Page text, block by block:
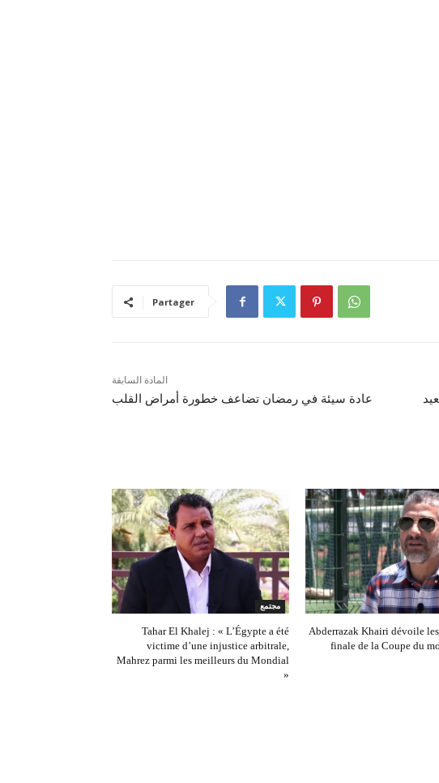
Partager
المادة السابقة
عادة سيئة في رمضان تضاعف خطورة أمراض القلب
مجتمع
Tahar El Khalej : « L’Égypte a été
victime d’une injustice arbitrale,
Mahrez parmi les meilleurs du Mondial
»
Abderrazak Khairi dévoile
finale de la Coupe du